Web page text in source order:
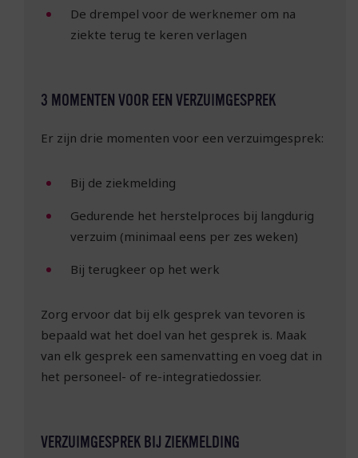
De drempel voor de werknemer om na
ziekte terug te keren verlagen
3 MOMENTEN VOOR EEN VERZUIMGESPREK
Er zijn drie momenten voor een verzuimgesprek:
Bij de ziekmelding
Gedurende het herstelproces bij langdurig
verzuim (minimaal eens per zes weken)
Bij terugkeer op het werk
Zorg ervoor dat bij elk gesprek van tevoren is
bepaald wat het doel van het gesprek is. Maak
van elk gesprek een samenvatting en voeg dat in
het personeel- of re-integratiedossier.
VERZUIMGESPREK BIJ ZIEKMELDING